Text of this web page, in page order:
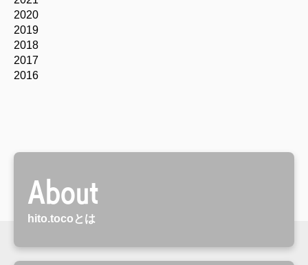
2020
2019
2018
2017
2016
About
hito.tocoとは